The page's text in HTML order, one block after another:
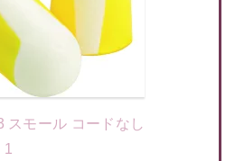
スモール コードなし